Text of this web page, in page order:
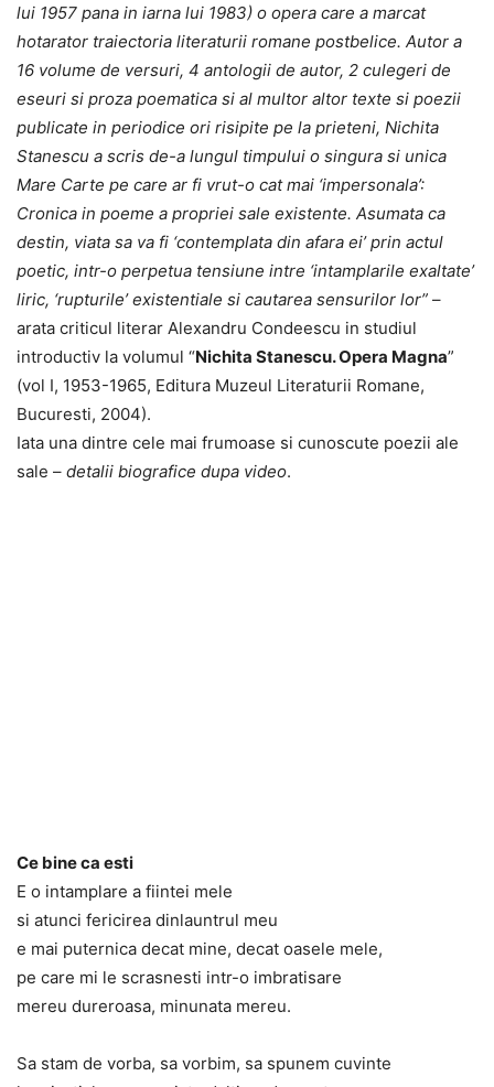
lui 1957 pana in iarna lui 1983) o opera care a marcat
hotarator traiectoria literaturii romane postbelice. Autor a
16 volume de versuri, 4 antologii de autor, 2 culegeri de
eseuri si proza poematica si al multor altor texte si poezii
publicate in periodice ori risipite pe la prieteni, Nichita
Stanescu a scris de-a lungul timpului o singura si unica
Mare Carte pe care ar fi vrut-o cat mai ‘impersonala’:
Cronica in poeme a propriei sale existente. Asumata ca
destin, viata sa va fi ‘contemplata din afara ei’ prin actul
poetic, intr-o perpetua tensiune intre ‘intamplarile exaltate’
liric, ‘rupturile’ existentiale si cautarea sensurilor lor” –
arata criticul literar Alexandru Condeescu in studiul
introductiv la volumul “Nichita Stanescu. Opera Magna”
(vol I, 1953-1965, Editura Muzeul Literaturii Romane,
Bucuresti, 2004).
Iata una dintre cele mai frumoase si cunoscute poezii ale
sale – detalii biografice dupa video.
Ce bine ca esti
E o intamplare a fiintei mele
si atunci fericirea dinlauntrul meu
e mai puternica decat mine, decat oasele mele,
pe care mi le scrasnesti intr-o imbratisare
mereu dureroasa, minunata mereu.
Sa stam de vorba, sa vorbim, sa spunem cuvinte